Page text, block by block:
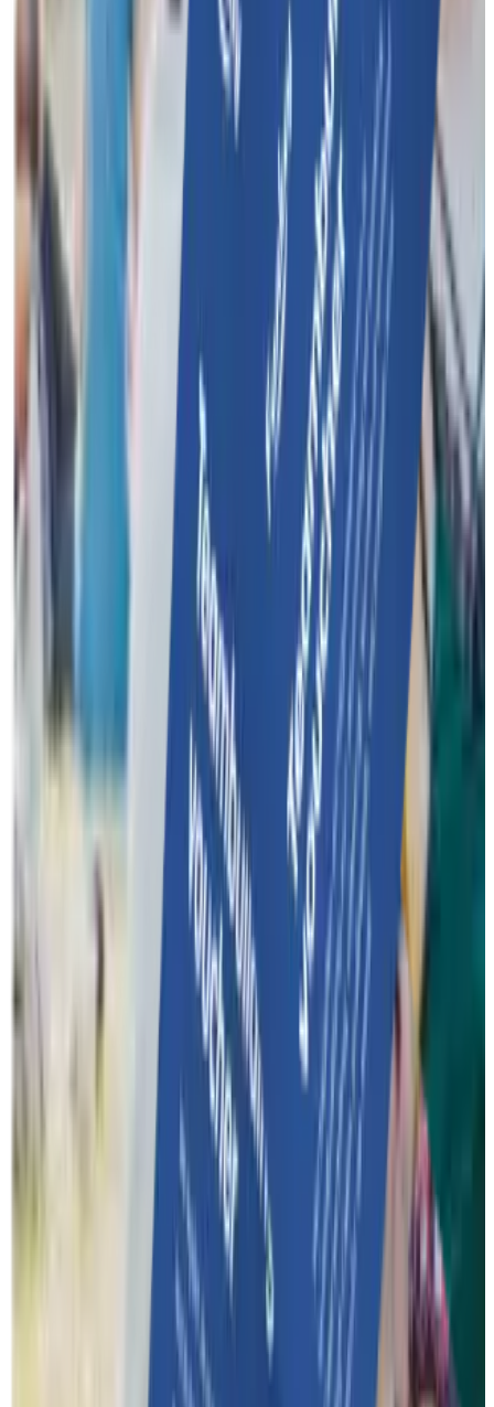
Offrez à votre équipe une journée inoubliable ! Avec un bon
cadeau Funkey Surprise, vous offrez à vos clients un bon
d’achat pour un team building mémorable.
Contact
À propos de nous
Un mot sur ce que l'on peut attendre de Funkey.